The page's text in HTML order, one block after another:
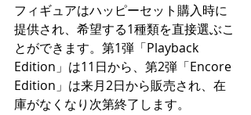
フィギュアはハッピーセット購入時に
提供され、希望する1種類を直接選ぶこ
とができます。第1弾「Playback
Edition」は11日から、第2弾「Encore
Edition」は来月2日から販売され、在
庫がなくなり次第終了します。